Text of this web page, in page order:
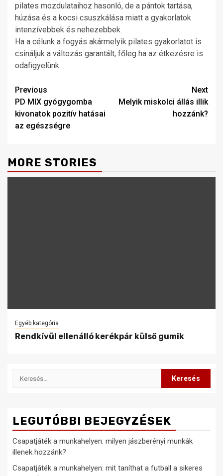
pilates mozdulataihoz hasonló, de a pántok tartása,
húzása és a kocsi csuszkálása miatt a gyakorlatok
intenzívebbek és nehezebbek.
Ha a célunk a fogyás akármelyik pilates gyakorlatot is
csináljuk a változás garantált, főleg ha az étkezésre is
odafigyelünk.
Post
navigation
Previous
PD MIX gyógygomba
kivonatok pozitív hatásai
az egészségre
Next
Melyik miskolci állás illik
hozzánk?
MORE STORIES
Egyéb kategória
Rendkívül ellenálló kerékpár külső gumik
Keresés:
LEGUTÓBBI BEJEGYZÉSEK
Csapatjáték a munkahelyen: milyen jászberényi munkák
illenek hozzánk?
Csapatjáték a munkahelyen: mit taníthat a futball a sikeres